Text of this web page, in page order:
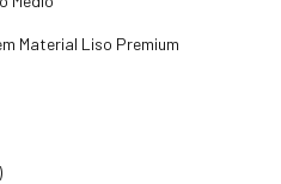
Material Liso Premium